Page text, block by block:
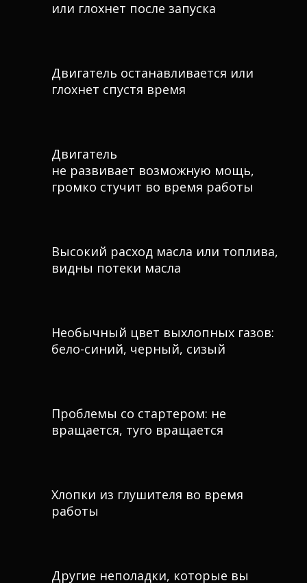
или глохнет после запуска
Двигатель останавливается или
глохнет спустя время
Двигатель
не развивает возможную мощь,
громко стучит во время работы
Высокий расход масла или топлива,
видны потеки масла
Необычный цвет выхлопных газов:
бело-синий, черный, сизый
Проблемы со стартером: не
вращается, туго вращается
Хлопки из глушителя во время
работы
Другие неполадки, которые вы